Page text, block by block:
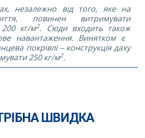
незалежно від того, яке на
повинен витримувати
кг/м2. Сюди входить також
навантаження. Винятком є
покрівлі – конструкція даху
250 кг/м2.
ШВИДКА